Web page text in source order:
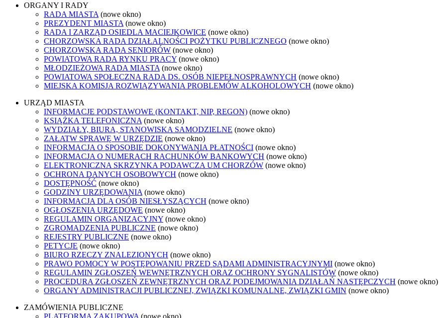
ORGANY I RADY
RADA MIASTA (nowe okno)
PREZYDENT MIASTA (nowe okno)
RADA I ZARZĄD OSIEDLA MACIEJKOWICE (nowe okno)
CHORZOWSKA RADA DZIAŁALNOŚCI POŻYTKU PUBLICZNEGO (nowe okno)
CHORZOWSKA RADA SENIORÓW (nowe okno)
POWIATOWA RADA RYNKU PRACY (nowe okno)
MŁODZIEŻOWA RADA MIASTA (nowe okno)
POWIATOWA SPOŁECZNA RADA DS. OSÓB NIEPEŁNOSPRAWNYCH (nowe okno)
MIEJSKA KOMISJA ROZWIĄZYWANIA PROBLEMÓW ALKOHOLOWYCH (nowe okno)
URZĄD MIASTA
INFORMACJE PODSTAWOWE (KONTAKT, NIP, REGON) (nowe okno)
KSIĄŻKA TELEFONICZNA (nowe okno)
WYDZIAŁY, BIURA, STANOWISKA SAMODZIELNE (nowe okno)
ZAŁATW SPRAWĘ W URZĘDZIE (nowe okno)
INFORMACJA O SPOSOBIE DOKONYWANIA PŁATNOŚCI (nowe okno)
INFORMACJA O NUMERACH RACHUNKÓW BANKOWYCH (nowe okno)
ELEKTRONICZNA SKRZYNKA PODAWCZA UM CHORZÓW (nowe okno)
OCHRONA DANYCH OSOBOWYCH (nowe okno)
DOSTĘPNOŚĆ (nowe okno)
GODZINY URZĘDOWANIA (nowe okno)
INFORMACJA DLA OSÓB NIESŁYSZĄCYCH (nowe okno)
OGŁOSZENIA URZĘDOWE (nowe okno)
REGULAMIN ORGANIZACYJNY (nowe okno)
ZGROMADZENIA PUBLICZNE (nowe okno)
REJESTRY PUBLICZNE (nowe okno)
PETYCJE (nowe okno)
BIURO RZECZY ZNALEZIONYCH (nowe okno)
PRAWO POMOCY W POSTĘPOWANIU PRZED SĄDAMI ADMINISTRACYJNYMI (nowe okno)
REGULAMIN ZGŁOSZEŃ WEWNĘTRZNYCH ORAZ OCHRONY SYGNALISTÓW (nowe okno)
PROCEDURA ZGŁOSZEŃ ZEWNĘTRZNYCH ORAZ PODEJMOWANIA DZIAŁAŃ NASTĘPCZYCH (nowe okno)
ORGANY ADMINISTRACJI PUBLICZNEJ, ZWIĄZKI KOMUNALNE, ZWIĄZKI GMIN (nowe okno)
ZAMÓWIENIA PUBLICZNE
PLATFORMA ZAKUPOWA (nowe okno)